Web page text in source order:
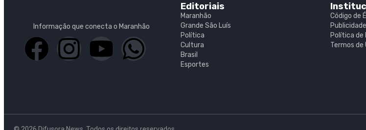
Informação que conecta o Maranhão
Editoriais
Maranhão
Grande São Luís
Política
Cultura
Brasil
Esportes
Código de
Publicidade
Política de
Termos de